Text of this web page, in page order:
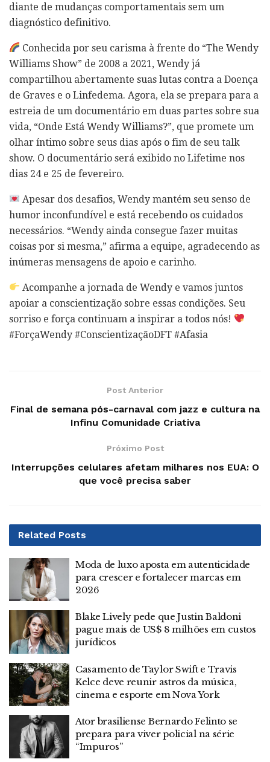
diante de mudanças comportamentais sem um
diagnóstico definitivo.
Conhecida por seu carisma à frente do “The Wendy
Williams Show” de 2008 a 2021, Wendy já
compartilhou abertamente suas lutas contra a Doença
de Graves e o Linfedema. Agora, ela se prepara para a
estreia de um documentário em duas partes sobre sua
vida, “Onde Está Wendy Williams?”, que promete um
olhar íntimo sobre seus dias após o fim de seu talk
show. O documentário será exibido no Lifetime nos
dias 24 e 25 de fevereiro.
Apesar dos desafios, Wendy mantém seu senso de
humor inconfundível e está recebendo os cuidados
necessários. “Wendy ainda consegue fazer muitas
coisas por si mesma,” afirma a equipe, agradecendo as
inúmeras mensagens de apoio e carinho.
Acompanhe a jornada de Wendy e vamos juntos
apoiar a conscientização sobre essas condições. Seu
sorriso e força continuam a inspirar a todos nós!
#ForçaWendy #ConscientizaçãoDFT #Afasia
Post Anterior
Final de semana pós-carnaval com jazz e cultura na
Infinu Comunidade Criativa
Próximo Post
Interrupções celulares afetam milhares nos EUA: O
que você precisa saber
Related Posts
Moda de luxo aposta em autenticidade
para crescer e fortalecer marcas em
2026
Blake Lively pede que Justin Baldoni
pague mais de US$ 8 milhões em custos
jurídicos
Casamento de Taylor Swift e Travis
Kelce deve reunir astros da música,
cinema e esporte em Nova York
Ator brasiliense Bernardo Felinto se
prepara para viver policial na série
“Impuros”